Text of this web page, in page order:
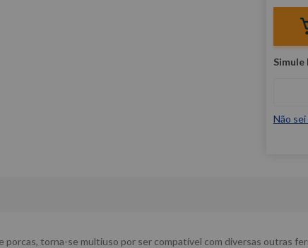
Não sei
torna-se multiuso por ser compatível com diversas outras